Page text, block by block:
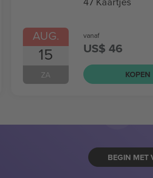
AUG.
15
ZA
vanaf
US$ 46
KOPEN
BEGIN MET